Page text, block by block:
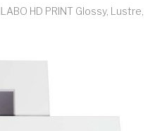
HD PRINT Glossy, Lustre,